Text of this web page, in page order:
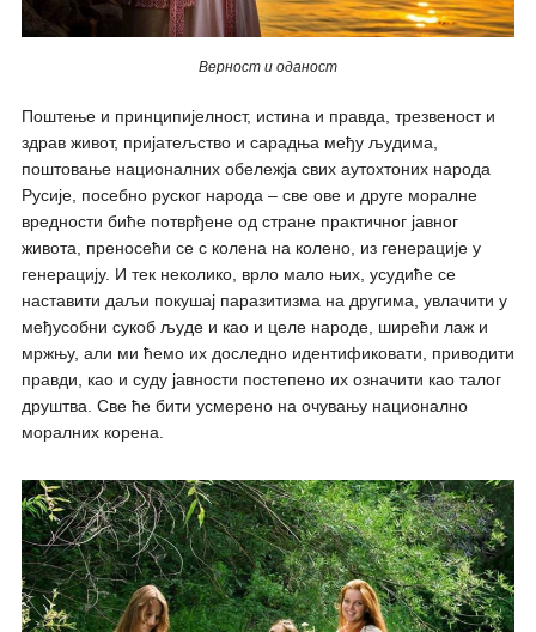
Верност и оданост
Поштење и принципијелност, истина и правда, трезвеност и
здрав живот, пријатељство и сарадња међу људима,
поштовање националних обележја свих аутохтоних народа
Русије, посебно руског народa – све ове и друге моралне
вредности биће потврђене од стране практичног јавног
живота, преносећи се с колена на колено, из генерације у
генерацију. И тек неколико, врло мало њих, усудиће се
наставити даљи покушај паразитизмa на другима, увлачити у
међусобни сукоб људе и као и целе народе, ширећи лаж и
мржњу, али ми ћемо их доследно идентификовати, приводити
правди, као и суду јавности постепено их означити као талог
друштва. Све ће бити усмеренo на очувању националнo
моралних корена.